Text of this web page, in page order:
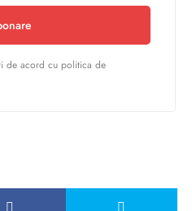
de acord cu politica de